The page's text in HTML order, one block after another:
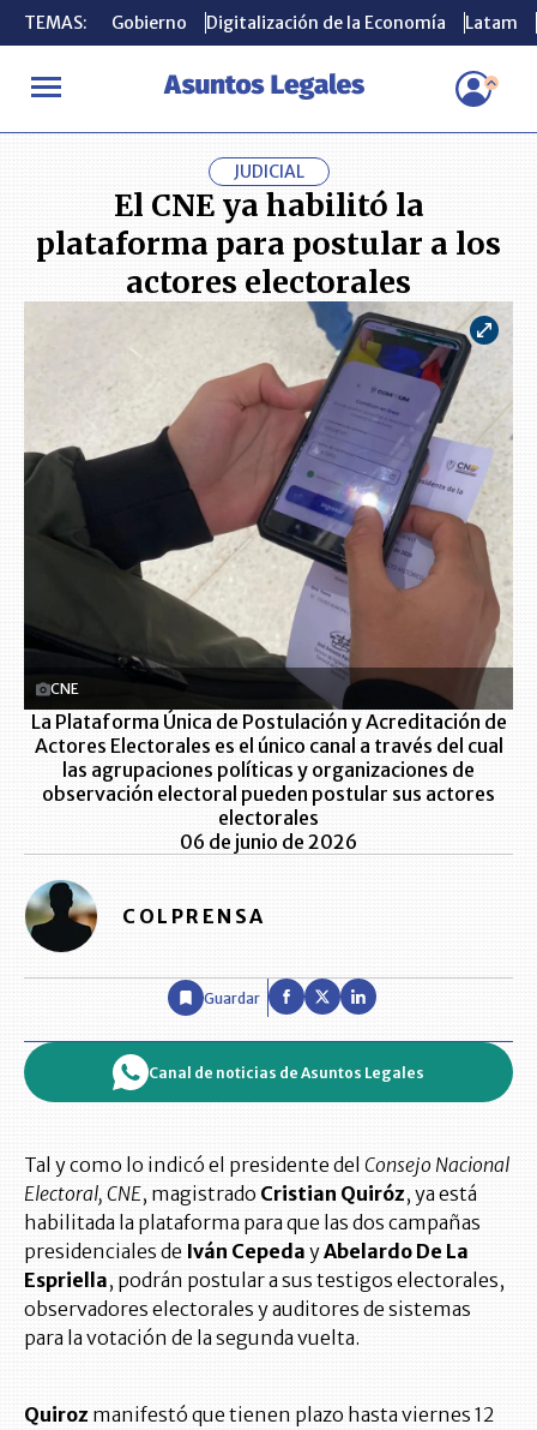
TEMAS: Gobierno Digitalización de la Economía Latam
INICIO ACTUALIDAD El CNE ya habilitó la plataforma para
TEMAS: Gobierno Digitalización de la Economía Latam
JUDICIAL
El CNE ya habilitó la
plataforma para postular a los
actores electorales
CNE
La Plataforma Única de Postulación y Acreditación de
Actores Electorales es el único canal a través del cual
las agrupaciones políticas y organizaciones de
observación electoral pueden postular sus actores
electorales
06 de junio de 2026
COLPRENSA
Guardar
Canal de noticias de Asuntos Legales
Tal y como lo indicó el presidente del Consejo Nacional
Electoral, CNE, magistrado Cristian Quiróz, ya está
habilitada la plataforma para que las dos campañas
presidenciales de Iván Cepeda yAbelardo De La
Espriella, podrán postular a sus testigos electorales,
observadores electorales y auditores de sistemas
para la votación de la segunda vuelta.
Quiroz manifestó que tienen plazo hasta viernes 12